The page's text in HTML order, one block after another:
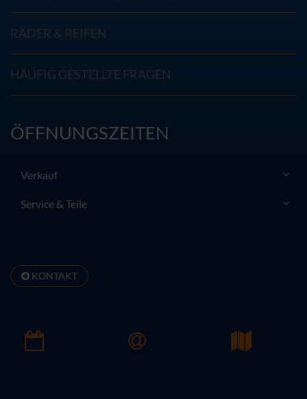
RÄDER & REIFEN
HÄUFIG GESTELLTE FRAGEN
ÖFFNUNGSZEITEN
Verkauf
Service & Teile
KONTAKT